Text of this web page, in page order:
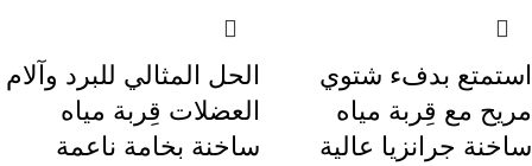
استمتع بدفء شتوي
مريح مع قِربة مياه
ساخنة جرانزيا عالية
الحل المثالي للبرد وآلام
العضلات قِربة مياه
ساخنة بخامة ناعمة